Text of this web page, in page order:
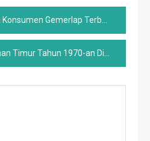
Gemerlap Terbesar di Dunia Tetap Menjadi Misteri
Tahun 1970-an Dijelaskan